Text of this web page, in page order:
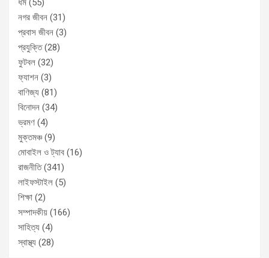
ধর্ম (55)
নগর জীবন (31)
প্রবাস জীবন (3)
প্রযুক্তি(28)
ফুটবল (32)
ফ্যাশন (3)
বাণিজ্য (81)
বিনোদন (34)
ভ্রমণ (4)
মুক্তমঞ্চ(9)
মোবাইল ও ট্যাব (16)
রাজনীতি(341)
লাইফস্টাইল (5)
শিক্ষা (2)
সম্পাদকীয় (166)
সাহিত্য (4)
স্বাস্থ্য (28)